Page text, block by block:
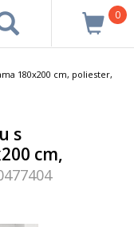
0
180x200 cm, poliester,
s
cm,